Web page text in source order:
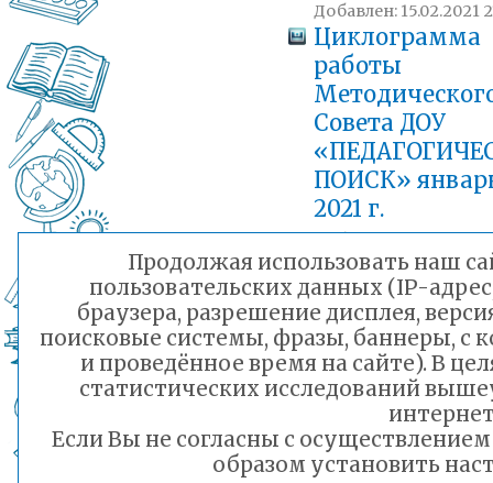
Добавлен: 15.02.2021
Циклограмма
работы
Совета ДОУ
ПОИСК»
2021 г.
Добавлен: 15.01.2021
Циклограмма
работы
Совета ДОУ
ПОИСК»
2020 г.
Добавлен: 14.12.2020
Продолжая использовать наш
пользовательских данных (IP-
браузера, разрешение дисплея,
поисковые системы, фразы, баннеры, с
и проведённое время на сайте). В
статистических исследований
Если Вы не согласны с
образом установить